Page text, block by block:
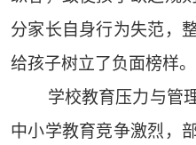
分家长自身行为失范，
给孩子树立了负面榜样。
学校教育压力与管
中小学教育竞争激烈，